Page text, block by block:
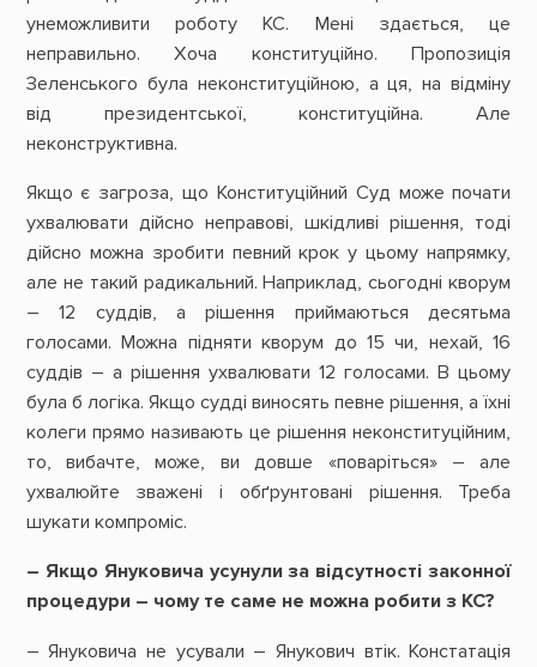
унеможливити роботу КС. Мені здається, це
неправильно. Хоча конституційно. Пропозиція
Зеленського була неконституційною, а ця, на відміну
від президентської, конституційна. Але
неконструктивна.
Якщо є загроза, що Конституційний Суд може почати
ухвалювати дійсно неправові, шкідливі рішення, тоді
дійсно можна зробити певний крок у цьому напрямку,
але не такий радикальний. Наприклад, сьогодні кворум
– 12 суддів, а рішення приймаються десятьма
голосами. Можна підняти кворум до 15 чи, нехай, 16
суддів – а рішення ухвалювати 12 голосами. В цьому
була б логіка. Якщо судді виносять певне рішення, а їхні
колеги прямо називають це рішення неконституційним,
то, вибачте, може, ви довше «поваріться» – але
ухвалюйте зважені і обґрунтовані рішення. Треба
шукати компроміс.
– Якщо Януковича усунули за відсутності законної
процедури – чому те саме не можна робити з КС?
– Януковича не усували – Янукович втік. Констатація